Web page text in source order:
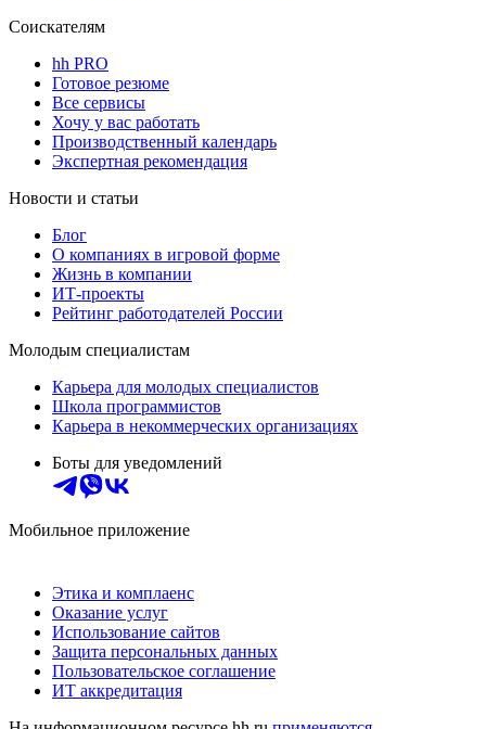
Соискателям
hh PRO
Готовое резюме
Все сервисы
Хочу у вас работать
Производственный календарь
Экспертная рекомендация
Новости и статьи
Блог
О компаниях в игровой форме
Жизнь в компании
ИТ-проекты
Рейтинг работодателей России
Молодым специалистам
Карьера для молодых специалистов
Школа программистов
Карьера в некоммерческих организациях
Боты для уведомлений
Мобильное приложение
Этика и комплаенс
Оказание услуг
Использование сайтов
Защита персональных данных
Пользовательское соглашение
ИТ аккредитация